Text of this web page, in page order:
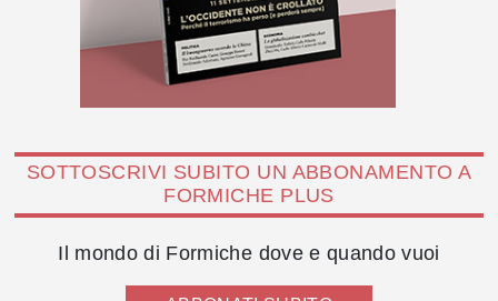
SOTTOSCRIVI SUBITO UN ABBONAMENTO A
FORMICHE PLUS
Il mondo di Formiche dove e quando vuoi